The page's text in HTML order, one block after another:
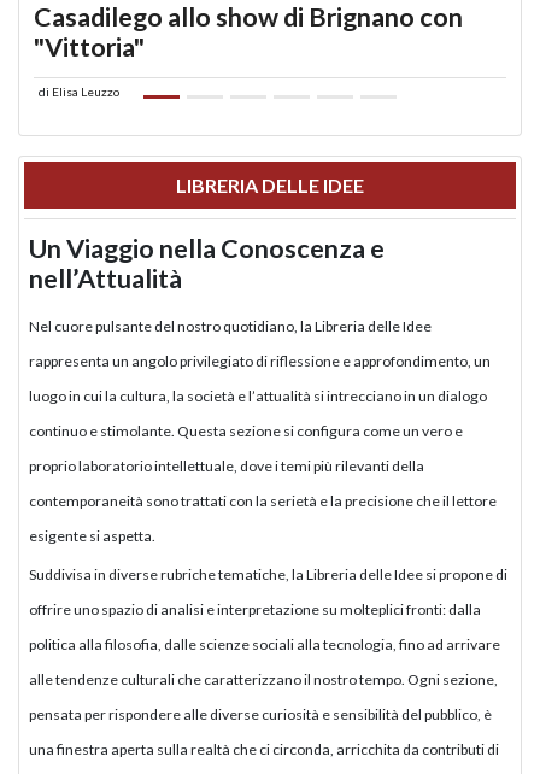
Casadilego allo show di Brignano con
"Vittoria"
di Elisa Leuzzo
LIBRERIA DELLE IDEE
Un Viaggio nella Conoscenza e
nell’Attualità
Nel cuore pulsante del nostro quotidiano, la Libreria delle Idee
rappresenta un angolo privilegiato di riflessione e approfondimento, un
luogo in cui la cultura, la società e l’attualità si intrecciano in un dialogo
continuo e stimolante. Questa sezione si configura come un vero e
proprio laboratorio intellettuale, dove i temi più rilevanti della
contemporaneità sono trattati con la serietà e la precisione che il lettore
esigente si aspetta.
Suddivisa in diverse rubriche tematiche, la Libreria delle Idee si propone di
offrire uno spazio di analisi e interpretazione su molteplici fronti: dalla
politica alla filosofia, dalle scienze sociali alla tecnologia, fino ad arrivare
alle tendenze culturali che caratterizzano il nostro tempo. Ogni sezione,
pensata per rispondere alle diverse curiosità e sensibilità del pubblico, è
una finestra aperta sulla realtà che ci circonda, arricchita da contributi di